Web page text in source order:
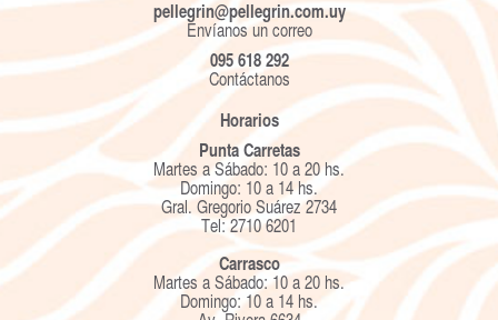
pellegrin@pellegrin.com.uy
Envíanos un correo
095 618 292
Contáctanos
Horarios
Punta Carretas
Martes a Sábado: 10 a 20 hs.
Domingo: 10 a 14 hs.
Gral. Gregorio Suárez 2734
Tel: 2710 6201
Carrasco
Martes a Sábado: 10 a 20 hs.
Domingo: 10 a 14 hs.